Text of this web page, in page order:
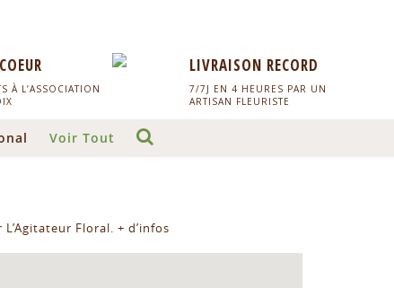
À L’ASSOCIATION
LIVRAISON RECORD
7/7J EN 4 HEURES PAR UN
ARTISAN FLEURISTE
Voir Tout
Floral. + d’infos